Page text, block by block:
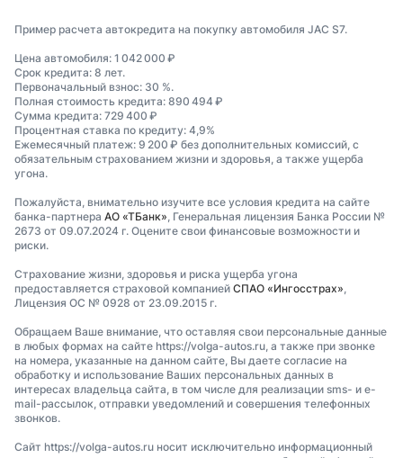
Пример расчета автокредита на покупку автомобиля JAC S7.
Цена автомобиля: 1 042 000 ₽
Срок кредита: 8 лет.
Первоначальный взнос: 30 %.
Полная стоимость кредита: 890 494 ₽
Сумма кредита: 729 400 ₽
Процентная ставка по кредиту: 4,9%
Ежемесячный платеж: 9 200 ₽ без дополнительных комиссий, с
обязательным страхованием жизни и здоровья, а также ущерба
угона.
Пожалуйста, внимательно изучите все условия кредита на сайте
банка-партнера АО «ТБанк» , Генеральная лицензия Банка России №
2673 от 09.07.2024 г. Оцените свои финансовые возможности и
риски.
Страхование жизни, здоровья и риска ущерба угона
предоставляется страховой компанией СПАО «Ингосстрах»
Лицензия ОС № 0928 от 23.09.2015 г.
Обращаем Ваше внимание, что оставляя свои персональные данные
в любых формах на сайте https://volga-autos.ru, а также при звонке
на номера, указанные на данном сайте, Вы даете согласие на
обработку и использование Ваших персональных данных в
интересах владельца сайта, в том числе для реализации sms- и e-
mail-рассылок, отправки уведомлений и совершения телефонных
звонков.
Сайт https://volga-autos.ru носит исключительно информационный